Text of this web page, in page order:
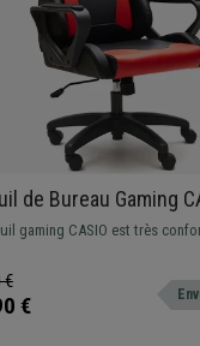
de Bureau Gaming
Basculant, en
gaming CASIO est très
lombaire et cervical et son
épais. Idéal pour une
€
€